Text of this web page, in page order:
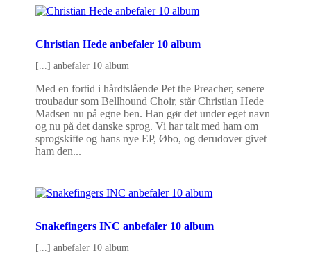
Christian Hede anbefaler 10 album
[...] anbefaler 10 album
Med en fortid i hårdtslående Pet the Preacher, senere
troubadur som Bellhound Choir, står Christian Hede
Madsen nu på egne ben. Han gør det under eget navn
og nu på det danske sprog. Vi har talt med ham om
sprogskifte og hans nye EP, Øbo, og derudover givet
ham den...
Snakefingers INC anbefaler 10 album
[...] anbefaler 10 album